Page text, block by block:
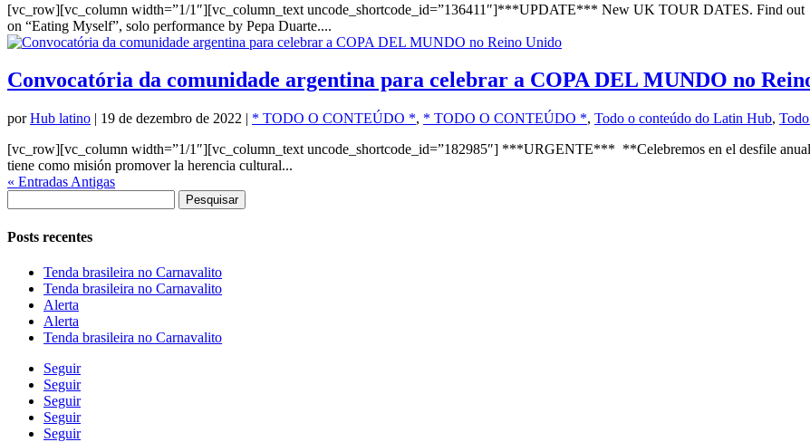
[vc_row][vc_column width=”1/1″][vc_column_text uncode_shortcode_id=”136411″]***UPDATE*** New UK TOUR DATES. Find out
on “Eating Myself”, solo performance by Pepa Duarte....
Convocatória da comunidade argentina para celebrar a COPA DEL MUNDO no
porHub latino | 19 de dezembro de 2022 | * TODO O CONTEÚDO *, * TODO O CONTEÚDO *, Todo o conteúdo do Latin Hub,
[vc_row][vc_column width=”1/1″][vc_column_text uncode_shortcode_id=”182985″] ***URGENTE*** **Celebremos en el desfile
tiene como misión promover la herencia cultural...
« Entradas Antigas
por:
Posts recentes
Tenda brasileira no Carnavalito
Tenda brasileira no Carnavalito
Alerta
Alerta
Tenda brasileira no Carnavalito
Seguir
Seguir
Seguir
Seguir
Seguir